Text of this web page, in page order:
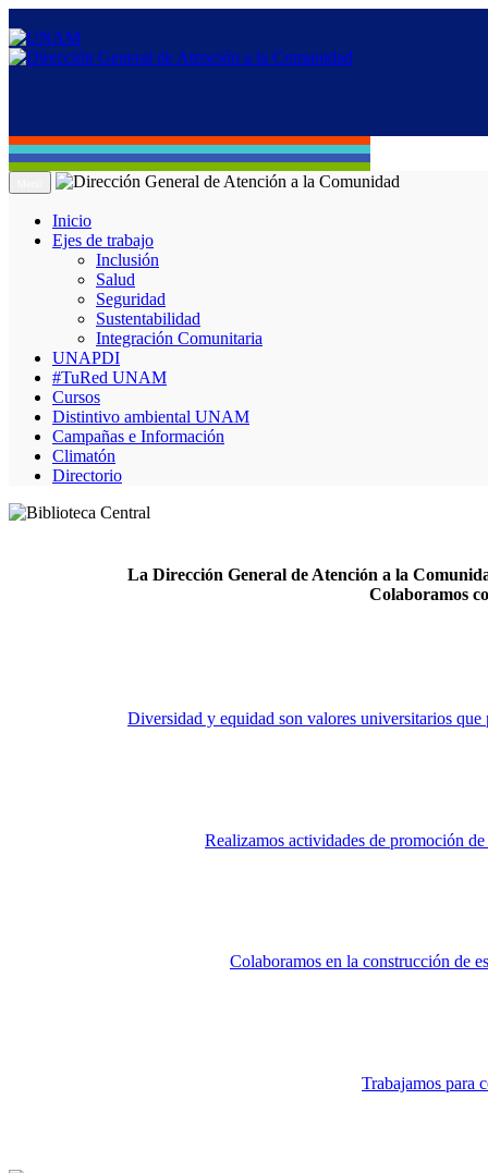
Inicio
Ejes de trabajo
Inclusión
Salud
Seguridad
Sustentabilidad
Integración Comunitaria
UNAPDI
#TuRed UNAM
Cursos
Distintivo ambiental UNAM
Campañas e Información
Climatón
Directorio
La Dirección General de Atención a la
Colaboramos
Diversidad y equidad son valores universitarios que
Realizamos actividades de promoción
Colaboramos en la construcción de
Trabajamos para